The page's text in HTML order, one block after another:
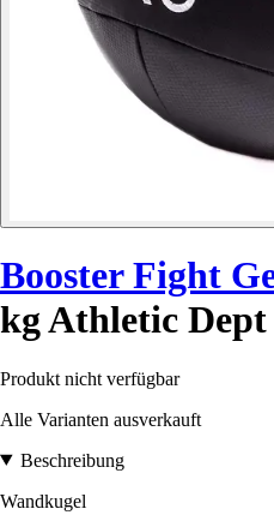
Booster Fight
kg Athletic Dept
Produkt nicht verfügbar
Alle Varianten ausverkauft
Beschreibung
Wandkugel